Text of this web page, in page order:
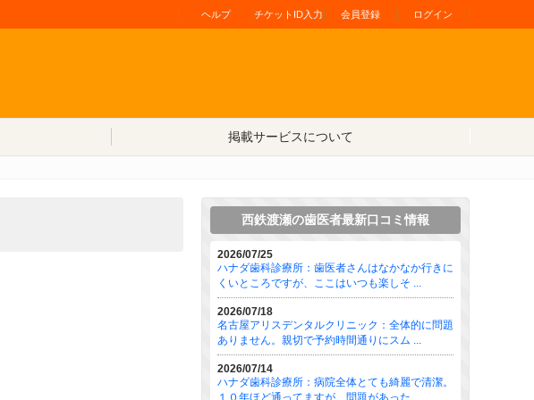
ヘルプ チケットID入力 会員登録 ログイン
掲載サービスについて
西鉄渡瀬の歯医者最新口コミ情報
2026/07/25
ハナダ歯科診療所：歯医者さんはなかなか行きに
くいところですが、ここはいつも楽しそ ...
2026/07/18
名古屋アリスデンタルクリニック：全体的に問題
ありません。親切で予約時間通りにスム ...
2026/07/14
ハナダ歯科診療所：病院全体とても綺麗で清潔。